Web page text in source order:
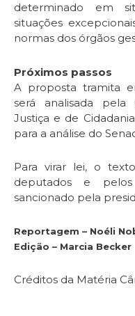
determinado em
situações
normas dos órgãos
Próximos passos
A proposta tramita
será analisada pela
Justiça e de
para a análise do
Para virar lei, o
deputados e
sancionado pela
Reportagem – Noéli
Edição – Marcia Becker
Créditos da Matéria